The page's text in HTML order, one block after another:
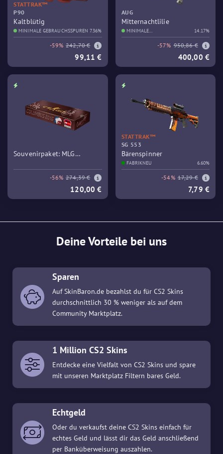
STATTRAK™
P90
Kaltblütig
MINIMALE GEBRAUCHSSPUREN 7.36%
-59% 242,70 €
99,11 €
AUG
Mitternachtlilie
MINIMALE
GEBRAUCHSSPUREN
14.17%
-57% 950,86 €
400,00 €
Souvenirpaket: MLG
-56% 274,39 €
120,00 €
STATTRAK™
SG 553
Bärenspinner
FABRIKNEU 6.60%
-54% 17,29 €
7,79 €
Deine Vorteile bei uns
Sparen
Auf SkinBaron.de bezahlst du für CS2 Skins
durchschnittlich 30 % weniger als auf dem
Community Marktplatz.
1 Million CS2 Skins
Entdecke eine Vielfalt von CS2 Skins und spare
mit unseren Marktplatz Filtern bares Geld.
Echtgeld
Oder du verkaufst deine CS2 Skins einfach für
echtes Geld und lässt dir das Geld anschließend
per Banküberweisung auszahlen.